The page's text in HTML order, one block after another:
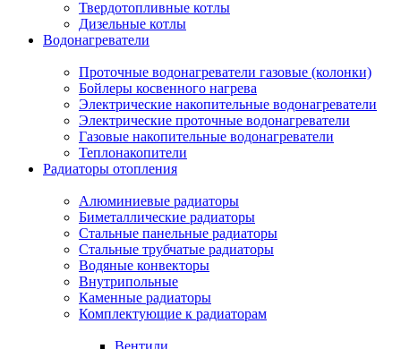
Твердотопливные котлы
Дизельные котлы
Водонагреватели
Проточные водонагреватели газовые (колонки)
Бойлеры косвенного нагрева
Электрические накопительные водонагреватели
Электрические проточные водонагреватели
Газовые накопительные водонагреватели
Теплонакопители
Радиаторы отопления
Алюминиевые радиаторы
Биметаллические радиаторы
Стальные панельные радиаторы
Стальные трубчатые радиаторы
Водяные конвекторы
Внутрипольные
Каменные радиаторы
Комплектующие к радиаторам
Вентили